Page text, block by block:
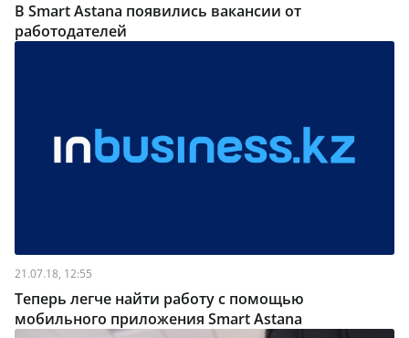
В Smart Astana появились вакансии от
работодателей
21.07.18, 12:55
Теперь легче найти работу с помощью
мобильного приложения Smart Astana